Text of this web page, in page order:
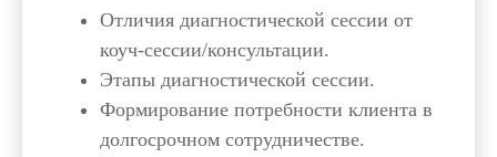
Отличия диагностической сессии от
коуч-сессии/консультации.
Этапы диагностической сессии.
Формирование потребности клиента в
долгосрочном сотрудничестве.